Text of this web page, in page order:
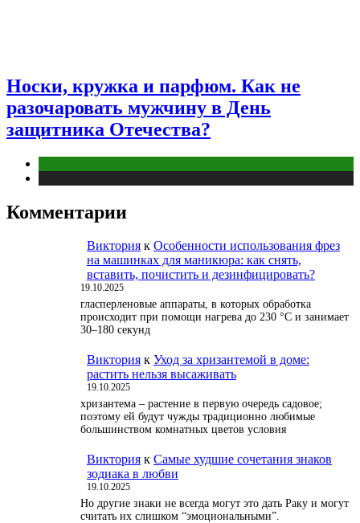
Носки, кружка и парфюм. Как не
разочаровать мужчину в День
защитника Отечества?
Комментарии
Виктория к Особенности использования фрез
на машинках для маникюра: как снять,
вставить, почистить и дезинфицировать?
19.10.2025
гласперленовые аппараты, в которых обработка
происходит при помощи нагрева до 230 °С и занимает
30–180 секунд
Виктория к Уход за хризантемой в доме:
растить нельзя высаживать
19.10.2025
хризантема – растение в первую очередь садовое;
поэтому ей будут чужды традиционно любимые
большинством комнатных цветов условия
Виктория к Самые худшие сочетания знаков
зодиака в любви
19.10.2025
Но другие знаки не всегда могут это дать Раку и могут
считать их слишком “эмоциональными”.